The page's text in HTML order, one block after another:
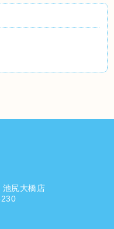
池尻大橋店